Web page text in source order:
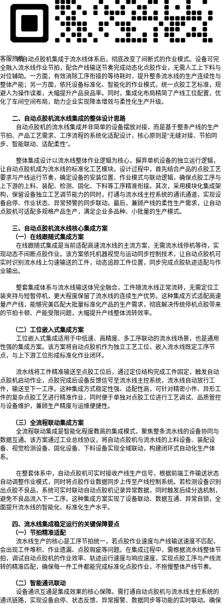
一、流水线集成自动点胶机的核心价值
传统点胶作业多为单机独立运作，需要人工转运物料、对位摆放、启停设备，
不仅打断了流水线的生产节奏，还容易因人工操作偏差出现点胶不均、位置偏移等品
质问题，同时增加了人力成本与物料损耗。
将自动点胶机集成于流水线体系后，彻底改变了间断式的作业模式。设备可完
全融入流水线作业节拍，配合产线输送节奏完成动态化点胶作业，无需人工上下料与
对位辅助。一方面，有效消除工序衔接的等待耗时，提升整条流水线的生产连续性与
整体产能；另一方面，依托设备标准化、智能化的作业模式，统一点胶工艺标准，规
避人为操作误差，大幅提升产品良品率。同时，集成化布局精简了产线工位配置，优
化了车间空间布局，助力企业实现降本增效与柔性化生产升级。
二、自动点胶机流水线集成的整体设计思路
自动点胶机的流水线集成并非简单的设备摆放对接，而是基于整条产线的生产
节拍、产品工艺需求、工序流程的系统化适配设计，核心原则是“无缝对接、节拍同
步、智能联动、适配柔性”。
整体集成设计以流水线整体作业逻辑为核心，摒弃单机设备的独立运行逻辑，
让自动点胶机成为流水线的标准化工艺模块。设计过程中，首先结合产品的点胶工艺
要求与产线运行节奏，确定设备的安装位置、作业模式与联动逻辑，确保点胶工序与
上下游的上料、装配、检测、固化、下料等工序精准衔接。其次，采用模块化集成架
构，保留设备独立工艺调节能力的同时，打通与流水线主控系统的通讯通道，实现设
备启停、作业状态、异常预警的同步联动。最后，兼顾产线的柔性生产需求，让自动
点胶机可适配多规格产品生产，满足企业多品种、小批量的生产模式。
三、自动点胶机流水线核心集成方案
（一）在线跟随式集成方案
在线跟随式集成是当前适配高速流水线的主流方案，无需流水线停机等待，实
现动态不间断点胶作业。该方案依托机器视觉与运动同步控制技术，让自动点胶机可
实时识别流水线上匀速输送的工件，动态追踪工件位置，同步完成点胶轨迹适配与作
业输出。
整套集成体系与流水线输送体完全融合，工件随流水线正常流转，无需定位工
装夹持与短暂停机，更大程度保留了流水线的连续生产优势。这种集成方式适配高速
量产产线，能够完美匹配大批量标准化产品的生产需求，彻底解决传统停机点胶带来
的节拍卡顿、产能受限问题，大幅提升产线整体流转效率。
（二）工位嵌入式集成方案
工位嵌入式集成适用于中低速、高精度、多工序联动的流水线场景，也是通用
性强的集成方案。该方案将自动点胶机作为独立工艺工位，嵌入流水线既定工序节
点，与上下游工位形成标准化作业闭环。
流水线将工件精准输送至点胶工位后，通过定位结构完成工件固定，触发自动
点胶机启动作业，点胶完成后设备反馈信号至流水线主控系统，流水线自动放行工
件，输送至下一工序。这种集成方式稳定性强、适配性高，可针对精密小件、异形工
件的复杂点胶工艺进行精准作业，同时便于单独对点胶工位进行工艺调试、品质管控
与设备维护，兼顾生产精度与运维便捷性。
（三）全流程联动集成方案
全流程联动集成是智能化程度教高的集成模式，聚焦整条流水线的设备协同与
数据互通。该方案通过工业总线协议，将自动点胶机与流水线的上料设备、装配设
备、视觉检测设备、固化设备、下料设备实现全域联动，构建闭环式自动化生产体
系。
在整套体系中，自动点胶机可实时接收产线生产信号，根据前端工件输送状态
自动调整作业模式，同时将点胶作业数据同步上传至产线控制系统。若检测设备识别
出点胶不良品，系统可实时联动自动点胶机记录异常数据，同时触发后续分选机制，
避免不良品流入下一工序。这种集成方案实现了设备联动、数据互通、异常自锁，全
面提升流水线的智能化、标准化生产水平。
四、流水线集成稳定运行的关键保障要点
（一）节拍精准适配
流水线生产的核心是工序节拍统一，若点胶作业速度与产线输送速度不匹配，
会出现工件堆积、作业遗漏、点胶瑕疵等问题。在集成过程中，需根据流水线整体节
拍，调试自动点胶机的作业效率、轨迹运行速度与响应速度，实现点胶工序与产线流
转的精准匹配，确保每一件工件都能完成标准化点胶作业，不拖慢整体产线节奏。
（二）智能通讯联动
设备通讯互通是集成效果的核心保障。需打通自动点胶机与流水线主控系统的
通讯链路，实现设备启停、状态反馈、异常报警、数据同步等功能的实时联动。确保
客服热线